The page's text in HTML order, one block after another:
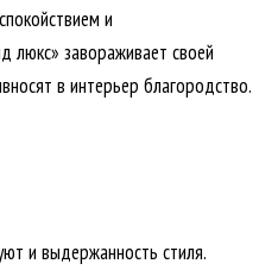
и
люкс» завораживает своей
в интерьер благородство.
и выдержанность стиля.